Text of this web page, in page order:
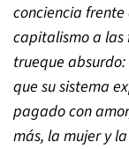
conciencia
capitalismo a
trueque
que su sistema
pagado con
más, la mujer y